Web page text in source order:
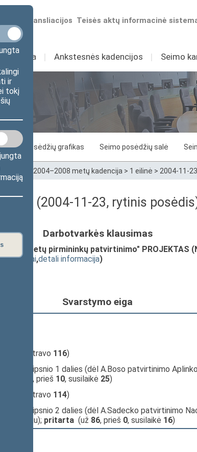
ir
tokį
Teisės aktų informacinė
transliacijos
Veikla I Ankstesnės kadencijos I Seimo
Posėdžių grafikas Seimo posėdžių salė
2004–2008 metų kadencija > 1 eilinė > 2004-11-23
(2004-11-23, rytinis
Darbotvarkės klausimas
komitetų pirmininkų patvirtinimo" PROJEKTAS
,detali informacija)
Svarstymo eiga
(užsiregistravo 116)
dėl 1 straipsnio 1 dalies (dėl A.Boso patvirtinimo
, prieš 10, susilaikė 25)
(užsiregistravo 114)
dėl 1 straipsnio 2 dalies (dėl A.Sadecko patvirtinimo
pritarta (už 86, prieš 0, susilaikė 16)